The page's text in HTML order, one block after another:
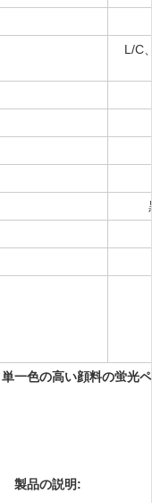
L/C
一色の高い顔料の蛍光
製品の説明: